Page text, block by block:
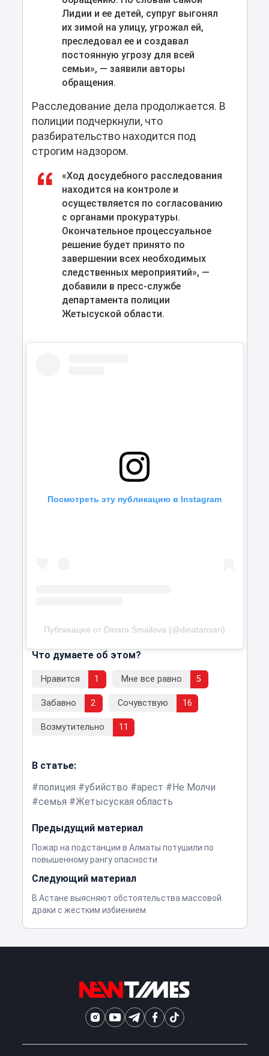
Лидии и ее детей, супруг выгонял
их зимой на улицу, угрожал ей,
преследовал ее и создавал
постоянную угрозу для всей
семьи», — заявили авторы
обращения.
Расследование дела продолжается. В
полиции подчеркнули, что
разбирательство находится под
строгим надзором.
«Ход досудебного расследования
находится на контроле и
осуществляется по согласованию
с органами прокуратуры.
Окончательное процессуальное
решение будет принято по
завершении всех необходимых
следственных мероприятий», —
добавили в пресс-службе
департамента полиции
Жетысуской области.
Посмотреть эту публикацию в Instagram
Публикация от Dinara Smailova (@dinatansari)
Что думаете об этом?
Нравится 1 Мне все равно 5
Забавно 2 Сочувствую 16
Возмутительно 11
В статье:
полиция
убийство арест
Не Молчи
семья
Жетысуская область
Предыдущий материал
Пожар на подстанции в Алматы потушили по
повышенному рангу опасности
Следующий материал
В Астане выясняют обстоятельства массовой
драки с жестким избиением